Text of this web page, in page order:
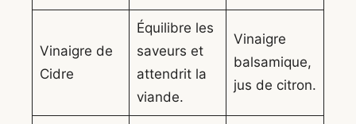
Vinaigre de
Cidre
Équilibre les
saveurs et
attendrit la
viande.
Vinaigre
balsamique,
jus de citron.